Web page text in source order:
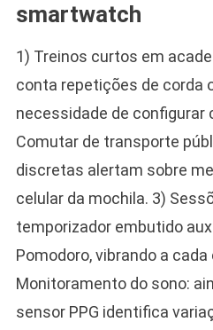
smartwatch
1) Treinos curtos em
conta repetições de corda
necessidade de configurar
Comutar de transporte
discretas alertam sobre
celular da mochila. 3)
temporizador embutido
Pomodoro, vibrando a
Monitoramento do sono:
sensor PPG identifica